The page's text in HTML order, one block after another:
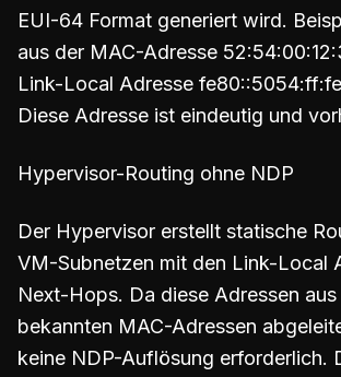
EUI-64 Format generiert wird.
aus der MAC-Adresse
Link-Local Adresse
Diese Adresse ist eindeutig und
Hypervisor-Routing ohne NDP
Der Hypervisor erstellt statische
VM-Subnetzen mit den Link-Local
Next-Hops. Da diese Adressen aus
bekannten MAC-Adressen
keine NDP-Auflösung erforderlich.